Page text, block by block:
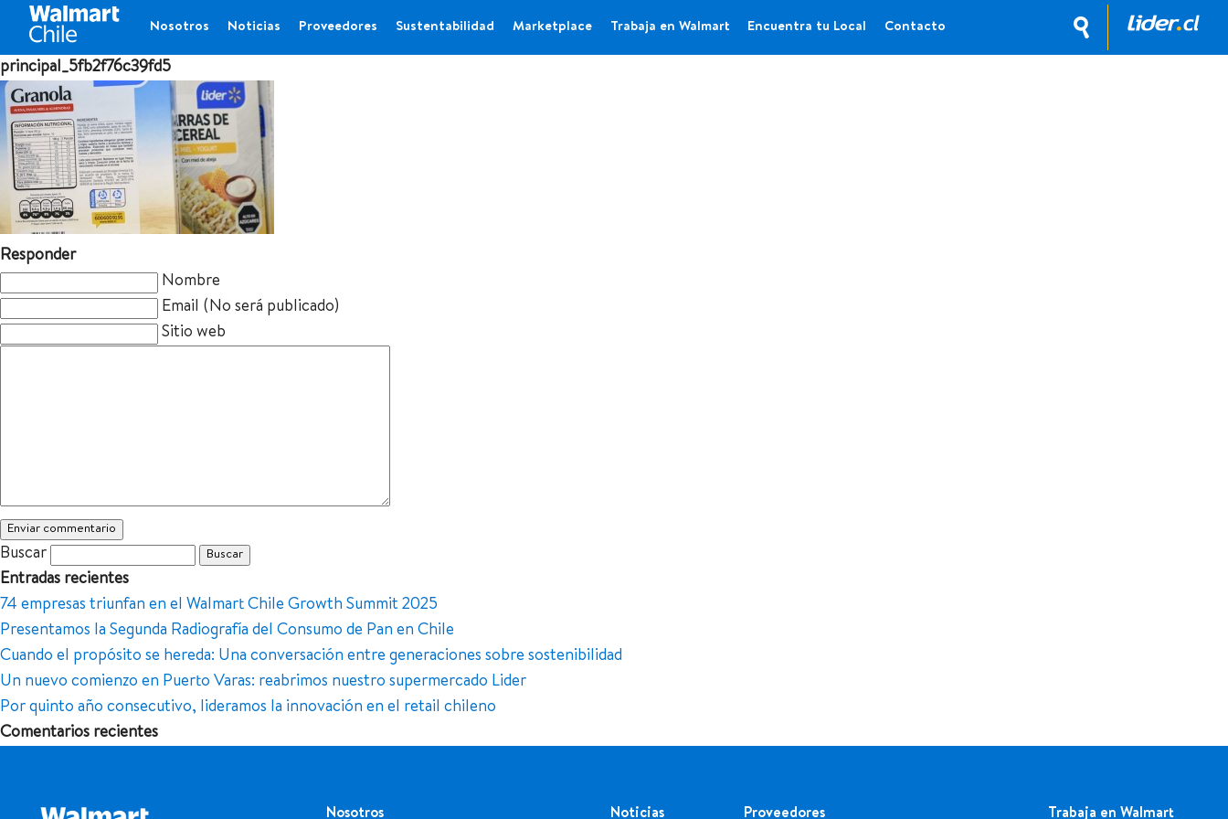
Nosotros Noticias Proveedores Sustentabilidad Marketplace Trabaja en Walmart Encuentra tu Local Contacto
principal_5fb2f76c39fd5
Responder
Nombre
Email (No será publicado)
Sitio web
Buscar
Entradas recientes
74 empresas triunfan en el Walmart Chile Growth Summit 2025
Presentamos la Segunda Radiografía del Consumo de Pan en Chile
Cuando el propósito se hereda: Una conversación entre generaciones sobre sostenibilidad
Un nuevo comienzo en Puerto Varas: reabrimos nuestro supermercado Lider
Por quinto año consecutivo, lideramos la innovación en el retail chileno
Comentarios recientes
Nosotros Noticias Proveedores Trabaja en Walmart